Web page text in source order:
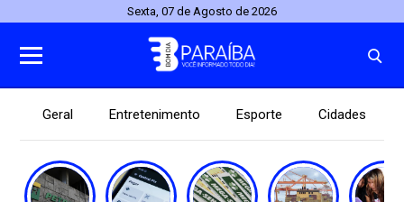
Sexta, 07 de Agosto de 2026
Geral Entretenimento Esporte Cidades